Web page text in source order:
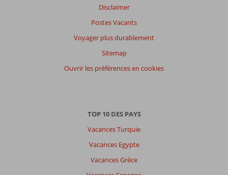
Disclaimer
Postes Vacants
Voyager plus durablement
Sitemap
Ouvrir les préférences en cookies
TOP 10 DES PAYS
Vacances Turquie
Vacances Egypte
Vacances Grèce